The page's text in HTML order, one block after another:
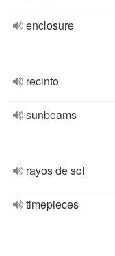
enclosure
recinto
sunbeams
rayos de sol
timepieces